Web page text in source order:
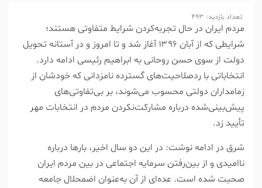
تعداد بازدید: 493
مردم ایران در حال تجربه‌کردن شرایط متفاوتی هستند؛
شرایطی که از آبان ۱۳۹۶ آغاز شد و تا امروز و در آستانه تحویل
دولت از سوی حسن روحانی به ابراهیم رئیسی ادامه دارد.
انتخاباتی با ردصلاحیت‌های گسترده نامزدانی که خودشان از
زمامداران دولتی محسوب می‌شوند، بر بی‌تفاوتی‌های
پیش‌بینی‌شده درباره مشارکت‌نکردن مردم در انتخابات مهر
تأیید زد.
شرق در ادامه نوشت: در این دو سال اخیر، بار‌ها درباره
ناامیدی و از بین‌رفتن سرمایه اجتماعی در بین مردم ایران
صحبت شده است. عده‌ای از آن به‌عنوان اضمحلال جامعه